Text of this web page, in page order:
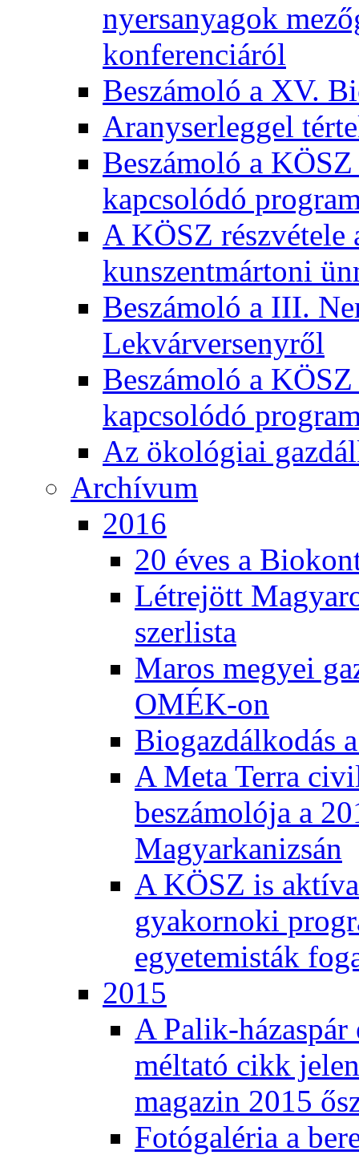
nyersanyagok
konferenciáról
Beszámoló a XV.
Aranyserleggel
Beszámoló a
kapcsolódó
A KÖSZ részvétele
kunszentmártoni
Beszámoló a III.
Lekvárversenyről
Beszámoló a
kapcsolódó
Az ökológiai
Archívum
2016
20 éves a
Létrejött
szerlista
Maros megyei
OMÉK-on
Biogazdálkodás
A Meta Terra
beszámolója a
Magyarkanizsán
A KÖSZ is
gyakornoki
egyetemisták
2015
A Palik-
méltató cikk
magazin 2015
Fotógaléria a